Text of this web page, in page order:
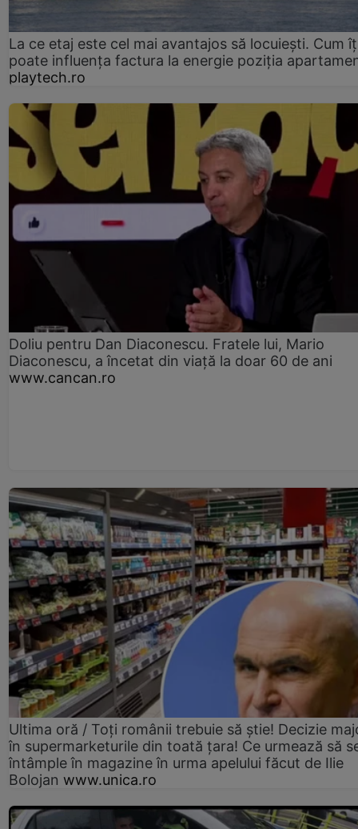
La ce etaj este cel mai avantajos să locuiești. Cum
poate influența factura la energie poziția
playtech.ro
Doliu pentru Dan Diaconescu. Fratele lui, Mario
Diaconescu, a încetat din viață la doar 60 de ani
www.cancan.ro
Ultima oră / Toți românii trebuie să știe! Decizie
în supermarketurile din toată țara! Ce urmează să
întâmple în magazine în urma apelului făcut de Ilie
Bolojan www.unica.ro